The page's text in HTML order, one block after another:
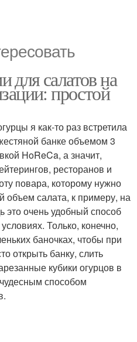
для салатов на
простой
я как-то раз встретила
банке объемом 3
HoReCa, а значит,
ресторанов и
повара, которому нужно
объем салата, к примеру, на
это очень удобный способ
Только, конечно,
баночках, чтобы при
открыть банку, слить
кубики огурцов в
способом